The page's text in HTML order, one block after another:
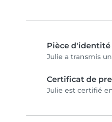
Pièce d'identité
Julie a transmis
Certificat de
Julie est certifié